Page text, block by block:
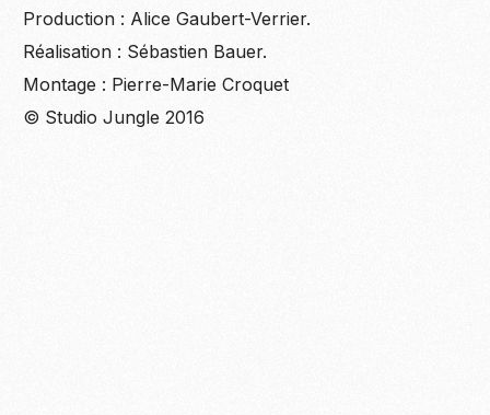
Production : Alice Gaubert-Verrier.
Réalisation : Sébastien Bauer.
Montage : Pierre-Marie Croquet
© Studio Jungle 2016